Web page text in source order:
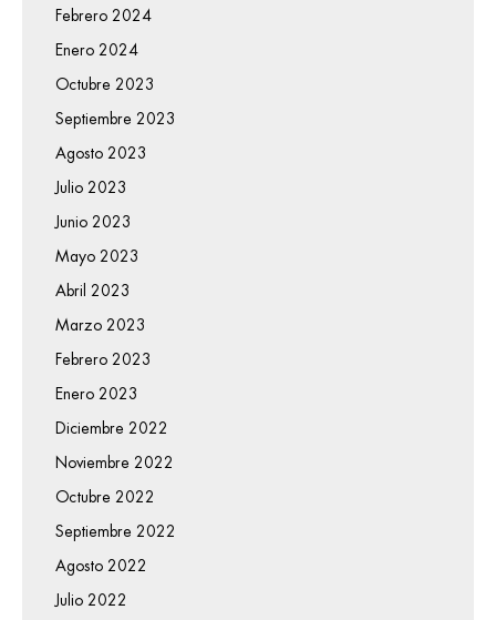
Febrero 2024
Enero 2024
Octubre 2023
Septiembre 2023
Agosto 2023
Julio 2023
Junio 2023
Mayo 2023
Abril 2023
Marzo 2023
Febrero 2023
Enero 2023
Diciembre 2022
Noviembre 2022
Octubre 2022
Septiembre 2022
Agosto 2022
Julio 2022